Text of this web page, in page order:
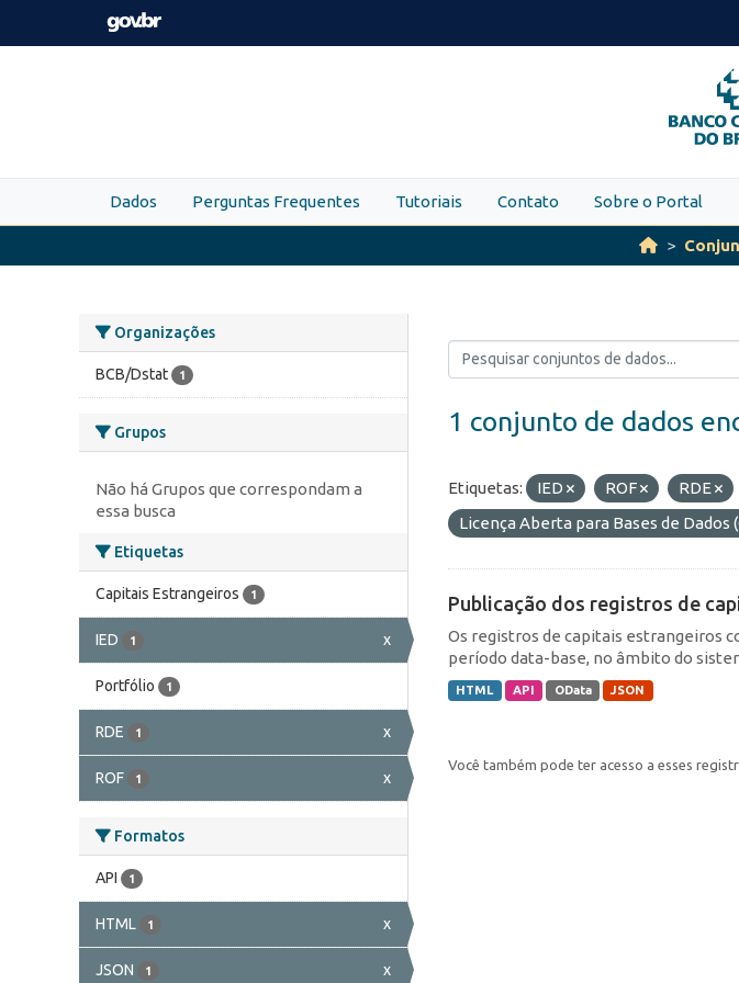
Skip to main content
Dados Perguntas Frequentes Tutoriais Contato Sobre o Portal
Organizações
BCB/Dstat 1
Grupos
Não há Grupos que correspondam a
essa busca
Etiquetas
Capitais Estrangeiros 1
IED 1 x
Portfólio 1
RDE 1 x
ROF 1 x
Formatos
API 1
HTML 1 x
JSON 1 x
1 conjunto de dados
Etiquetas: IED ROF RDE
Licença Aberta para Bases de Dados
Publicação dos registros de
Os registros de capitais estrangeiros
período data-base, no âmbito do
HTML API OData JSON
Você também pode ter acesso a esses